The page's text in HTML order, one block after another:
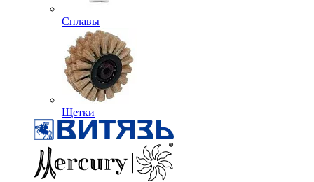
Сплавы
Щетки